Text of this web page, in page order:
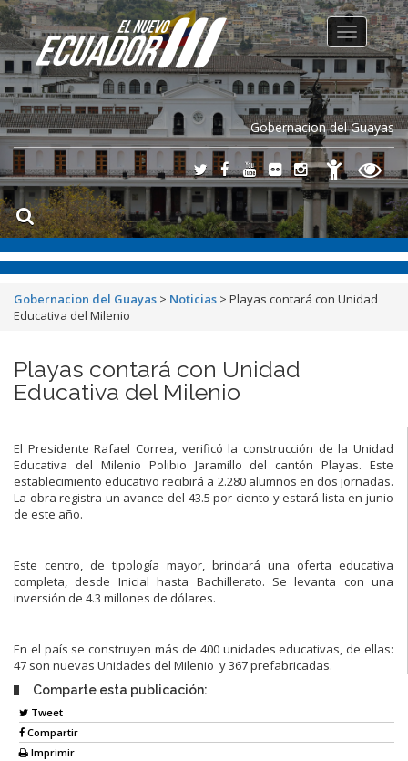
Gobernacion del Guayas
Toggle
navigation
Gobernacion del Guayas > Noticias > Playas contará con Unidad
Educativa del Milenio
Playas contará con Unidad
Educativa del Milenio
El Presidente Rafael Correa, verificó la construcción de la Unidad
Educativa del Milenio Polibio Jaramillo del cantón Playas. Este
establecimiento educativo recibirá a 2.280 alumnos en dos jornadas.
La obra registra un avance del 43.5 por ciento y estará lista en junio
de este año.
Este centro, de tipología mayor, brindará una oferta educativa
completa, desde Inicial hasta Bachillerato. Se levanta con una
inversión de 4.3 millones de dólares.
En el país se construyen más de 400 unidades educativas, de ellas:
47 son nuevas Unidades del Milenio y 367 prefabricadas.
Comparte esta publicación:
Tweet
Compartir
Imprimir